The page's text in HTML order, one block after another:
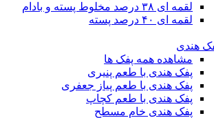
لقمه ای ۳۸ درصد مخلوط پسته و بادام
لقمه ای ۴۰ درصد پسته
هندی
مشاهده همه پفک ها
پفک هندی با طعم پنیری
پفک هندی با طعم پیاز جعفری
پفک هندی با طعم کچاپ
پفک هندی خام مسطح